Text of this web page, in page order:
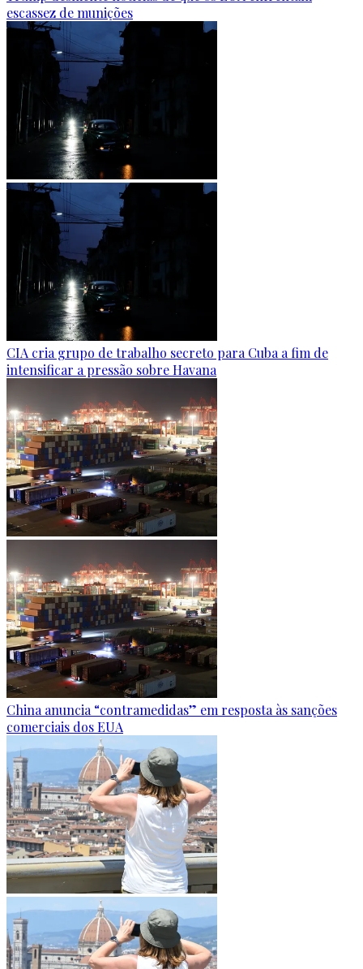
escassez de munições
CIA cria grupo de trabalho secreto para Cuba a fim de
intensificar a pressão sobre Havana
China anuncia “contramedidas” em resposta às sanções
comerciais dos EUA